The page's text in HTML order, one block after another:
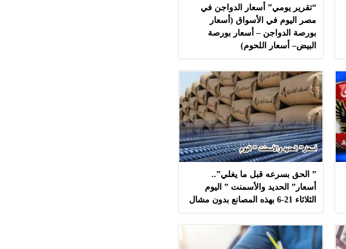
“تقرير يومي” أسعار الدواجن في
مصر اليوم في الأسواق (أسعار
بورصة الدواجن – أسعار بورصة
البيض– أسعار اللحوم)
” الحق بسرعه قبل ما يغلي”..
أسعار” الحديد والأسمنت ” اليوم
الثلاثاء 21-6 بهذه المصانع بدون مشال